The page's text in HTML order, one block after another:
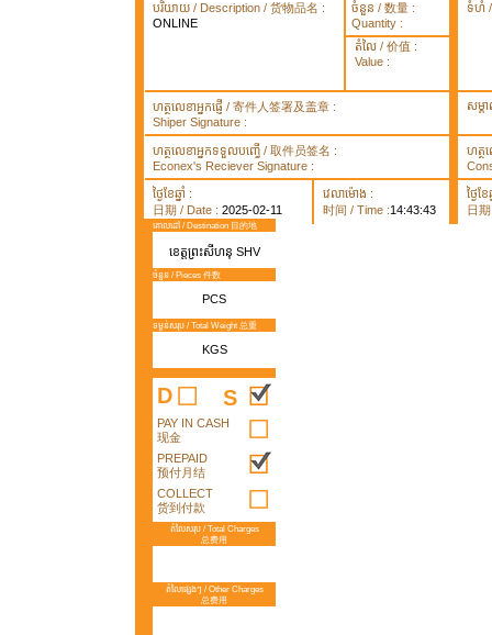
បរិយាយ / Description / 货物品名 :
ONLINE
ចំនួន / 数量 :
Quantity :
តំលៃ / 价值 :
Value :
ទំហំ /
ហត្ថលេខាអ្នកផ្ញើ / 寄件人签署及盖章 :
Shiper Signature :
សម្គ
ហត្ថលេខាអ្នកទទួលបញ្ធើ / 取件员签名 :
Econex's Reciever Signature :
ហត្ថ
ថ្ងៃខែឆ្នាំ :
日期 / Date : 2025-02-11
វេលាម៉ោង :
时间 / Time :14:43:43
ថ្ងៃខែ
日
គោលដៅ / Destination 目的地
ខេត្តព្រះសីហនុ SHV
ចំនួន / Pieces 件数
PCS
ទម្ងន់សរុប / Total Weight 总重
KGS
D S
PAY IN CASH
现金
PREPAID
预付月结
COLLECT
货到付款
តំលៃសរុប / Total Charges
总费用
តំលៃផ្សេងៗ / Other Charges
总费用